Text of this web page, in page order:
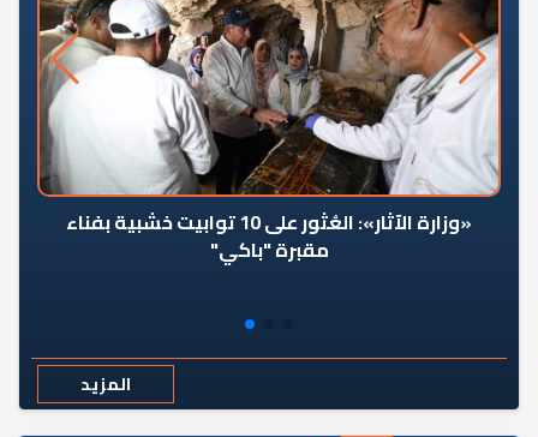
«وزارة الآثار»: العُثور على 10 توابيت خشبية بفناء
مقبرة "باكي"
المزيد